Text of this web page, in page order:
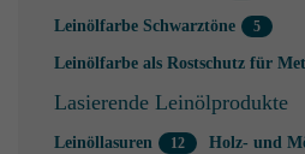
Leinölfarbe Schwarztöne
Leinölfarbe als Rostschutz für
Lasierende Leinölprodukte
Leinöllasuren Holz- und